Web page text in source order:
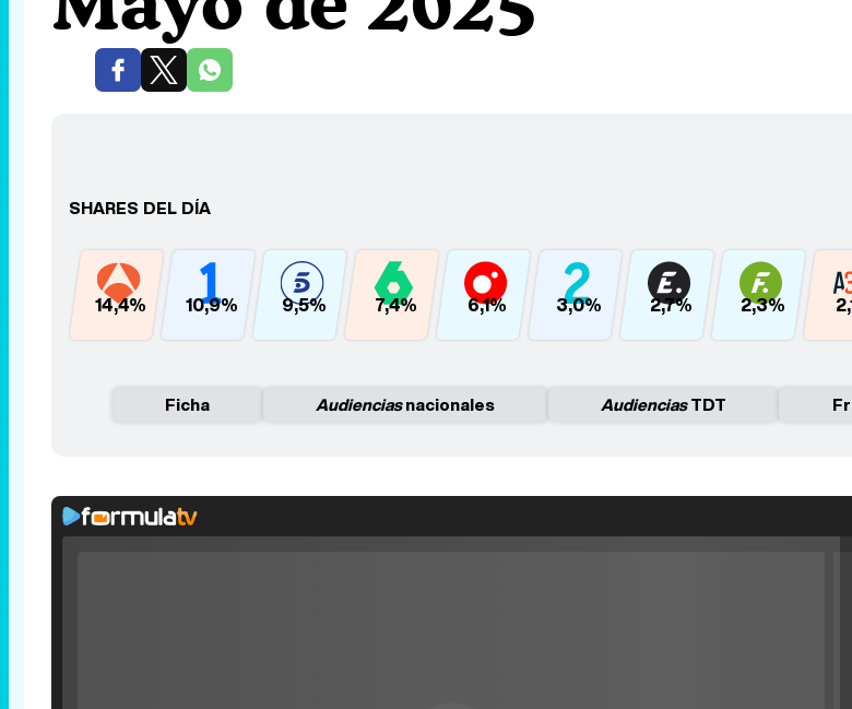
SHARES DEL DÍA
14,4% 10,9% 9,5% 7,4% 6,1% 3,0% 2,7% 2,3%
Ficha Audienciasnacionales AudienciasTDT